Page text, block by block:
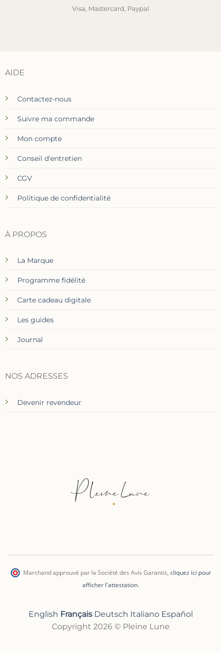
Visa, Mastercard, Paypal
AIDE
Contactez-nous
Suivre ma commande
Mon compte
Conseil d'entretien
CGV
Politique de confidentialité
À PROPOS
La Marque
Programme fidélité
Carte cadeau digitale
Les guides
Journal
NOS ADRESSES
Devenir revendeur
Marchand approuvé par la Société des Avis Garantis, cliquez ici pour
afficher l'attestation.
English Français Deutsch Italiano Español
Copyright 2026 © Pleine Lune